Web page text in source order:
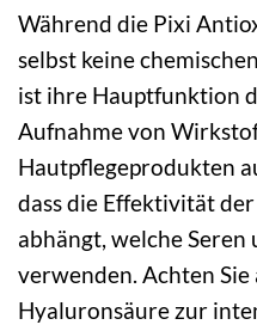
Während die Pixi
selbst keine
ist ihre Hauptfunktion
Aufnahme von
Hautpflegeprodukten
dass die Effektivität
abhängt, welche Seren
verwenden. Achten
Hyaluronsäure zur